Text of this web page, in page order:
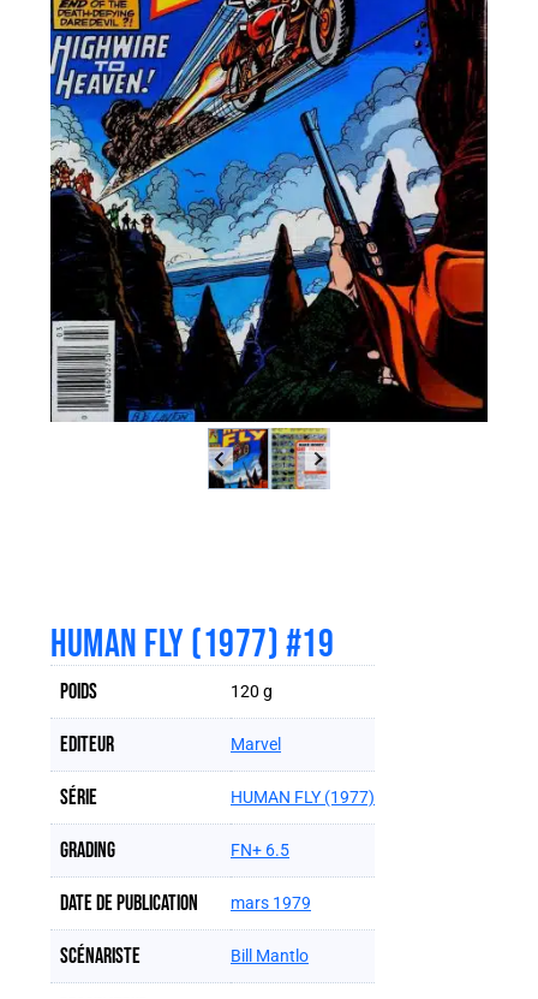
HUMAN FLY (1977) #19
Poids 120 g
Editeur Marvel
Série HUMAN FLY (1977)
Grading FN+ 6.5
Date de publication mars 1979
Scénariste Bill Mantlo